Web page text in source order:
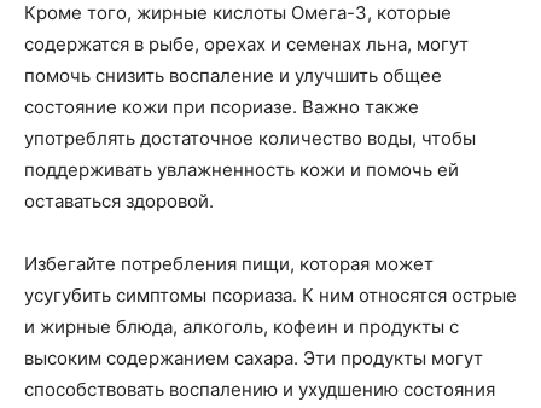
Кроме того, жирные кислоты Омега-3, которые
содержатся в рыбе, орехах и семенах льна, могут
помочь снизить воспаление и улучшить общее
состояние кожи при псориазе. Важно также
употреблять достаточное количество воды, чтобы
поддерживать увлажненность кожи и помочь ей
оставаться здоровой.
Избегайте потребления пищи, которая может
усугубить симптомы псориаза. К ним относятся острые
и жирные блюда, алкоголь, кофеин и продукты с
высоким содержанием сахара. Эти продукты могут
способствовать воспалению и ухудшению состояния